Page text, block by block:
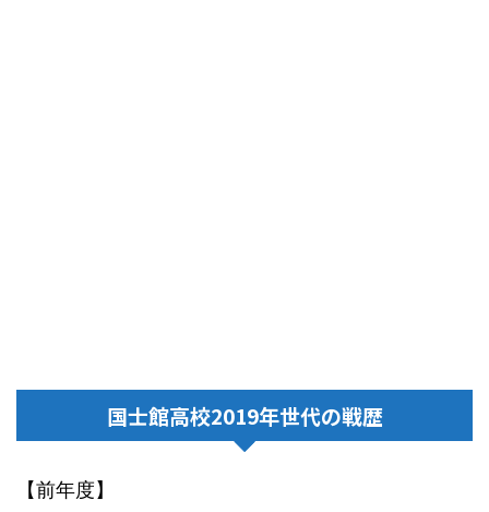
国士館高校2019年世代の戦歴
【前年度】